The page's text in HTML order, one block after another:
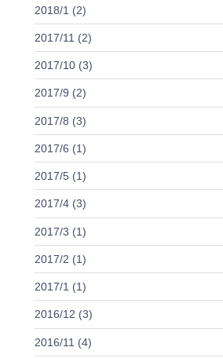
2018/1 (2)
2017/11 (2)
2017/10 (3)
2017/9 (2)
2017/8 (3)
2017/6 (1)
2017/5 (1)
2017/4 (3)
2017/3 (1)
2017/2 (1)
2017/1 (1)
2016/12 (3)
2016/11 (4)